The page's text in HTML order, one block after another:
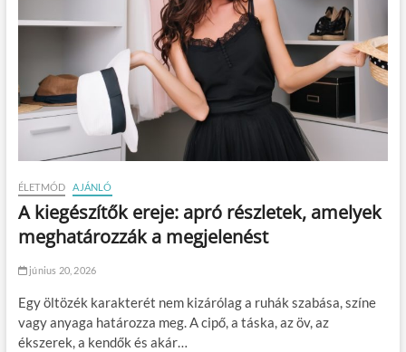
ÉLETMÓD AJÁNLÓ
A kiegészítők ereje: apró részletek, amelyek
meghatározzák a megjelenést
június 20, 2026
Egy öltözék karakterét nem kizárólag a ruhák szabása, színe
vagy anyaga határozza meg. A cipő, a táska, az öv, az
ékszerek, a kendők és akár…